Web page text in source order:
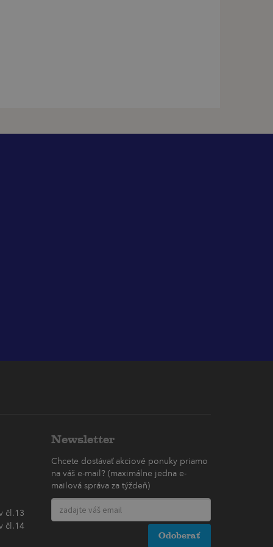
čl.13
čl.14
Newsletter
Chcete dostávať akciové ponuky priamo
na váš e-mail? (maximálne jedna e-
mailová správa za týždeň)
Odoberať